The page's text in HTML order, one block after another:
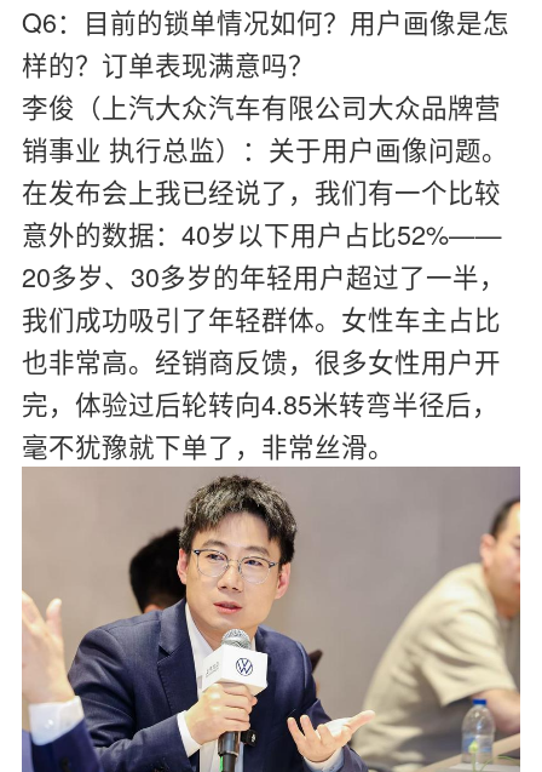
Q6：目前的锁单情况如何？用户画像是怎
样的？订单表现满意吗？
李俊（上汽大众汽车有限公司大众品牌营
销事业 执行总监）： 关于用户画像问题。
在发布会上我已经说了，我们有一个比较
意外的数据：40岁以下用户占比52%——
20多岁、30多岁的年轻用户超过了一半，
我们成功吸引了年轻群体。女性车主占比
也非常高。经销商反馈，很多女性用户开
完，体验过后轮转向4.85米转弯半径后，
毫不犹豫就下单了，非常丝滑。